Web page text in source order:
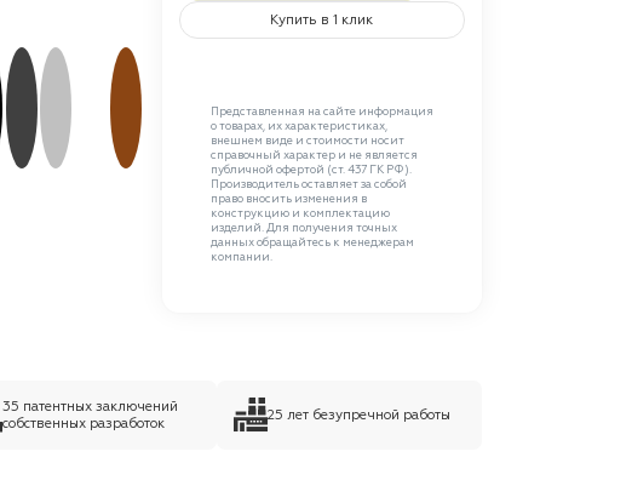
Купить в 1 клик
Представленная на сайте информация
о товарах, их характеристиках,
внешнем виде и стоимости носит
справочный характер и не является
публичной офертой (ст. 437 ГК РФ).
Производитель оставляет за собой
право вносить изменения в
конструкцию и комплектацию
изделий. Для получения точных
данных обращайтесь к менеджерам
компании.
35 патентных заключений
собственных разработок
25 лет безупречной работы